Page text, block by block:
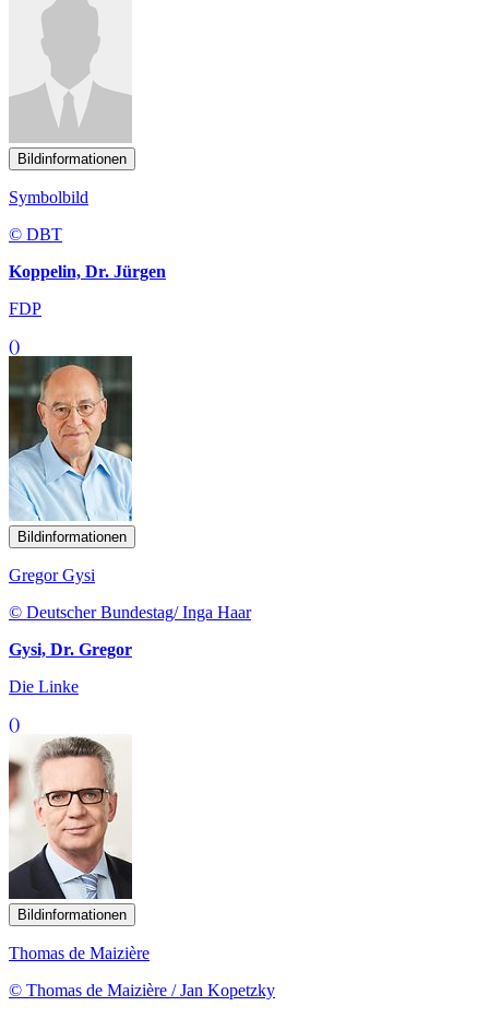
Bildinformationen
Symbolbild
© DBT
Koppelin, Dr. Jürgen
FDP
()
Bildinformationen
Gregor Gysi
© Deutscher Bundestag/ Inga Haar
Gysi, Dr. Gregor
Die Linke
()
Bildinformationen
Thomas de Maizière
© Thomas de Maizière / Jan Kopetzky